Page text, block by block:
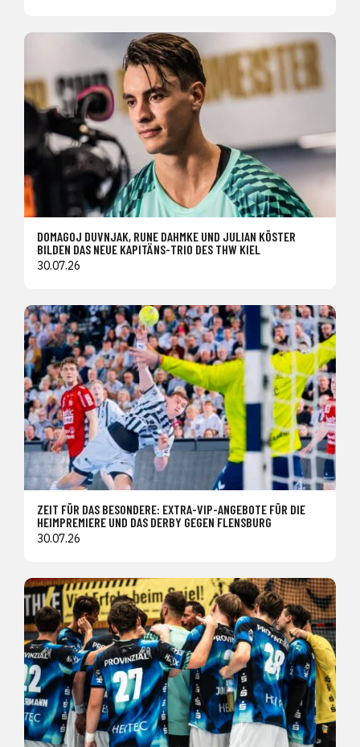
DOMAGOJ DUVNJAK, RUNE DAHMKE UND JULIAN KÖSTER
BILDEN DAS NEUE KAPITÄNS-TRIO DES THW KIEL
30.07.26
ZEIT FÜR DAS BESONDERE: EXTRA-VIP-ANGEBOTE FÜR DIE
HEIMPREMIERE UND DAS DERBY GEGEN FLENSBURG
30.07.26